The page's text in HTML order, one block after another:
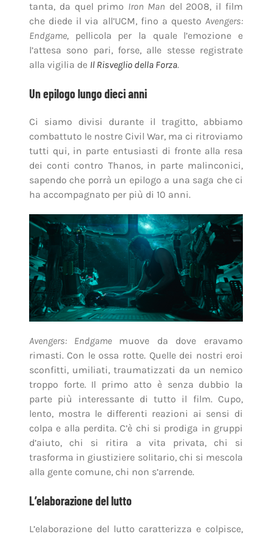
tanta, da quel primo Iron Man del 2008, il film
che diede il via all’UCM, fino a questoAvengers:
Endgame, pellicola per la quale l’emozione e
l’attesa sono pari, forse, alle stesse registrate
alla vigilia de Il Risveglio della Forza.
Un epilogo lungo dieci anni
Ci siamo divisi durante il tragitto, abbiamo
combattuto le nostre Civil War, ma ci ritroviamo
tutti qui, in parte entusiasti di fronte alla resa
dei conti contro Thanos, in parte malinconici,
sapendo che porrà un epilogo a una saga che ci
ha accompagnato per più di 10 anni.
Avengers: Endgamemuove da dove eravamo
rimasti. Con le ossa rotte. Quelle dei nostri eroi
sconfitti, umiliati, traumatizzati da un nemico
troppo forte. Il primo atto è senza dubbio la
parte più interessante di tutto il film. Cupo,
lento, mostra le differenti reazioni ai sensi di
colpa e alla perdita. C’è chi si prodiga in gruppi
d’aiuto, chi si ritira a vita privata, chi si
trasforma in giustiziere solitario, chi si mescola
alla gente comune, chi non s’arrende.
L’elaborazione del lutto
L’elaborazione del lutto caratterizza e colpisce,